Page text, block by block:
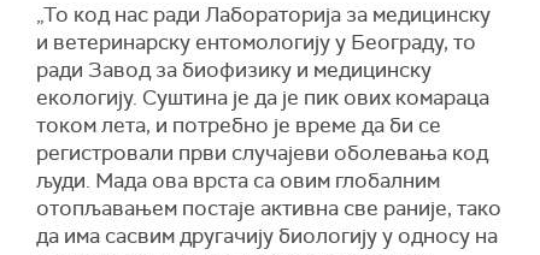
„То код нас ради Лабораторија за медицинску
и ветеринарску ентомологију у Београду, то
ради Завод за биофизику и медицинску
екологију. Суштина је да је пик ових комараца
током лета, и потребно је време да би се
регистровали први случајеви оболевања код
људи. Мада ова врста са овим глобалним
отопљавањем постаје активна све раније, тако
да има сасвим другачију биологију у односу на